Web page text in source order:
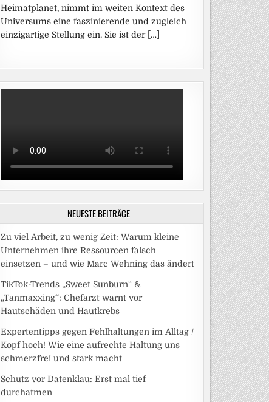
Heimatplanet, nimmt im weiten Kontext des
Universums eine faszinierende und zugleich
einzigartige Stellung ein. Sie ist der […]
NEUESTE BEITRÄGE
Zu viel Arbeit, zu wenig Zeit: Warum kleine
Unternehmen ihre Ressourcen falsch
einsetzen – und wie Marc Wehning das ändert
TikTok-Trends „Sweet Sunburn“ &
„Tanmaxxing“: Chefarzt warnt vor
Hautschäden und Hautkrebs
Expertentipps gegen Fehlhaltungen im Alltag /
Kopf hoch! Wie eine aufrechte Haltung uns
schmerzfrei und stark macht
Schutz vor Datenklau: Erst mal tief
durchatmen